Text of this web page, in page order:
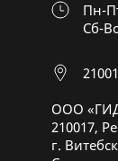
Пн-
Cб-
ООО
210017,
г.